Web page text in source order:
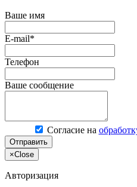
Ваше имя
E-mail*
Телефон
Ваше сообщение
Согласие на
Отправить
×Close
Авторизация